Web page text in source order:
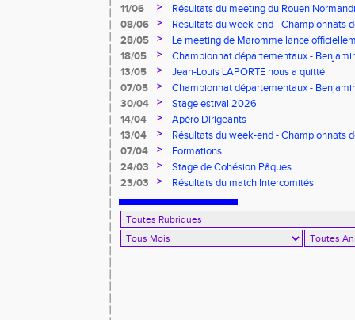
11/06
>
Résultats du meeting du Rouen
08/06
>
Résultats du week-end - Championnats
8.2.2.8 et Finale départementale des
28/05 >
Le meeting de Maromme lance
CDA 76
18/05 >
Championnat départementaux -
13/05
>
Jean-Louis LAPORTE nous a quitté
07/05
>
Championnat départementaux -
30/04
>
Stage estival 2026
14/04
>
Apéro Dirigeants
13/04
>
Résultats du week-end - Championnats
Benjamins/Minimes - EO Adultes
07/04 >
Formations
24/03
>
Stage de Cohésion Pâques
23/03
> Résultats du match Intercomités